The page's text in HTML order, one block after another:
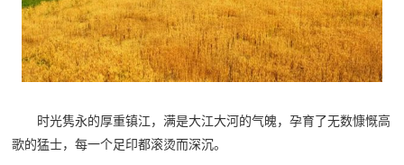
时光隽永的厚重镇江，满是大江大河的气魄，孕育了无数慷慨高
歌的猛士，每一个足印都滚烫而深沉。